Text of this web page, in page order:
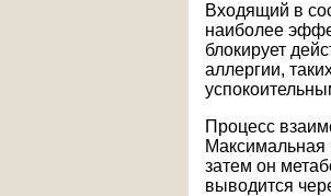
Входящий в
наиболее
блокирует
аллергии,
Процесс
Максимальная
затем он
выводится